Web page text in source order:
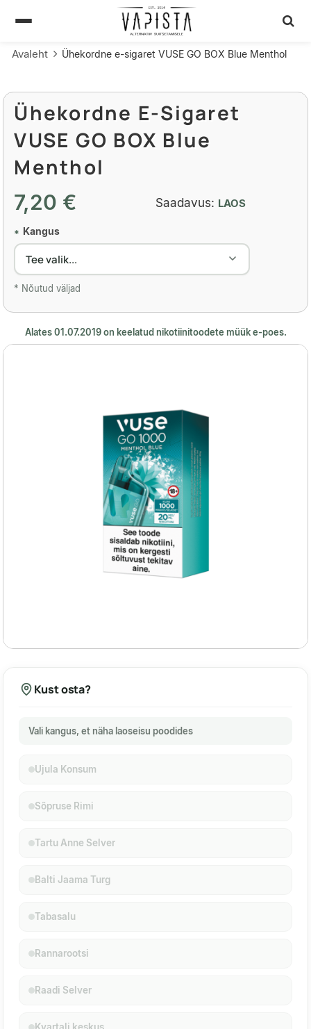
Avaleht Ühekordne e-sigaret VUSE GO BOX Blue Menthol
Ühekordne E-Sigaret
VUSE GO BOX Blue
Menthol
7,20 € Saadavus: LAOS
* Kangus
* Nõutud väljad
Alates 01.07.2019 on keelatud nikotiinitoodete müük e-poes.
Kust osta?
Vali kangus, et näha laoseisu poodides
Ujula Konsum
Sõpruse Rimi
Tartu Anne Selver
Balti Jaama Turg
Tabasalu
Rannarootsi
Raadi Selver